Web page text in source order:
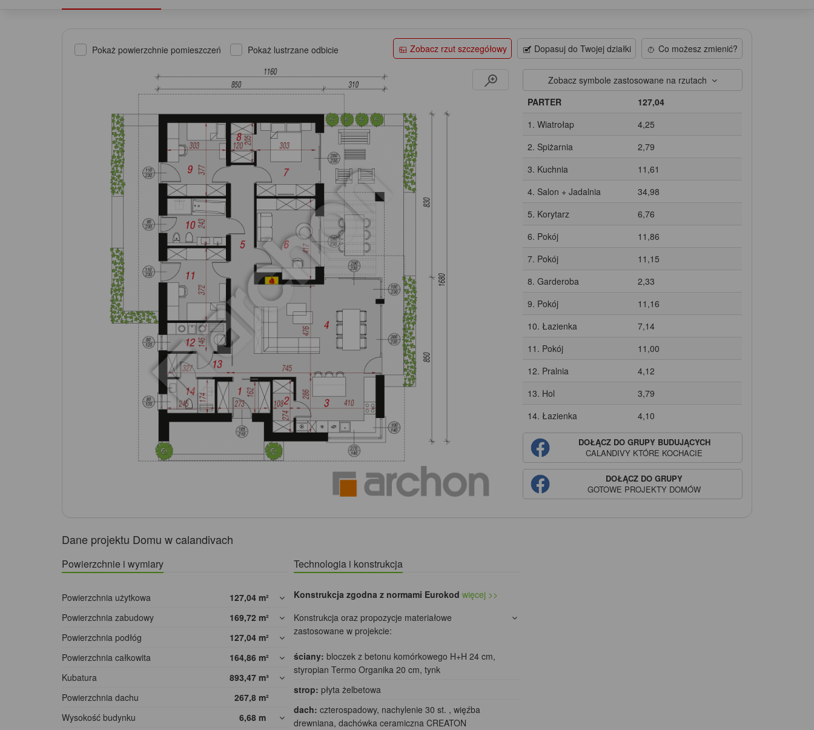
Pokaż powierzchnie pomieszczeń Pokaż lustrzane odbicie Zobacz rzut szczegółowy Dopasuj do Twojej działki Co możesz zmienić?
Zobacz symbole zastosowane na rzutach
PARTER
127,04
1. Wiatrołap
4,25
2. Spiżarnia
2,79
3. Kuchnia
11,61
4. Salon + Jadalnia
34,98
5. Korytarz
6,76
6. Pokój
11,86
7. Pokój
11,15
8. Garderoba
2,33
9. Pokój
11,16
10. Łazienka
7,14
11. Pokój
11,00
12. Pralnia
4,12
13. Hol
3,79
14. Łazienka
4,10
DOŁĄCZ DO GRUPY BUDUJĄCYCH
CALANDIVY KTÓRE KOCHACIE
DOŁĄCZ DO GRUPY
GOTOWE PROJEKTY DOMÓW
Dane projektu Domu w calandivach
Powierzchnie i wymiary
Powierzchnia użytkowa 127,04 m²
Powierzchnia zabudowy
169,72 m²
Powierzchnia podłóg
127,04 m²
Powierzchnia całkowita
164,86 m²
Kubatura
893,47 m³
Powierzchnia dachu
267,8 m²
Wysokość budynku
6,68 m
Technologia i konstrukcja
Konstrukcja zgodna z normami Eurokod więcej >>
Konstrukcja oraz propozycje materiałowe
zastosowane w projekcie:
ściany: bloczek z betonu komórkowego H+H 24 cm,
styropian Termo Organika 20 cm, tynk
strop: płyta żelbetowa
dach: czterospadowy, nachylenie 30 st. , więźba
drewniana, dachówka ceramiczna CREATON